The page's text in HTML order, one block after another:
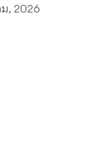
, 2026